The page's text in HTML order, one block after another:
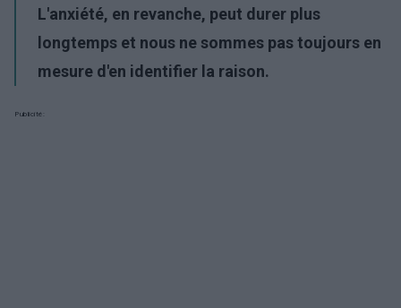
L'anxiété, en revanche, peut durer plus
longtemps et nous ne sommes pas toujours en
mesure d'en identifier la raison.
Publicité: